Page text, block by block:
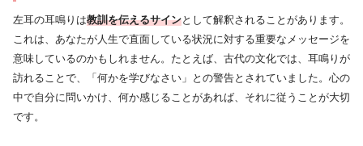
左耳の耳鳴りは教訓を伝えるサインとして解釈されることがあります。
これは、あなたが人生で直面している状況に対する重要なメッセージを
意味しているのかもしれません。たとえば、古代の文化では、耳鳴りが
訪れることで、「何かを学びなさい」との警告とされていました。心の
中で自分に問いかけ、何か感じることがあれば、それに従うことが大切
です。